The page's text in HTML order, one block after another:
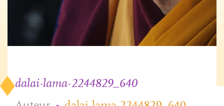
dalai-lama-2244829_640